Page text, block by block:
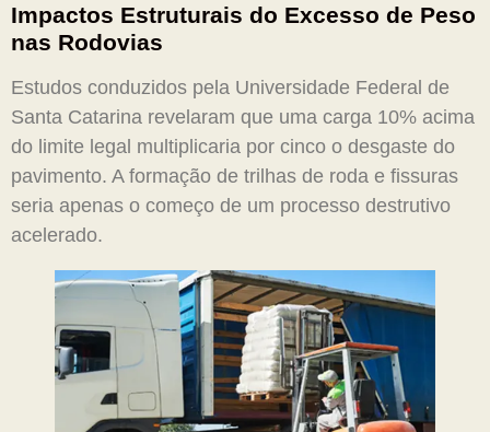
Impactos Estruturais do Excesso de Peso
nas Rodovias
Estudos conduzidos pela Universidade Federal de
Santa Catarina revelaram que uma carga 10% acima
do limite legal multiplicaria por cinco o desgaste do
pavimento. A formação de trilhas de roda e fissuras
seria apenas o começo de um processo destrutivo
acelerado.